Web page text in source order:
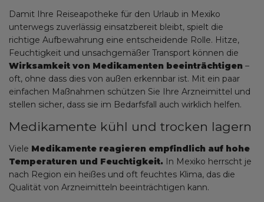
Damit Ihre Reiseapotheke für den Urlaub in Mexiko
unterwegs zuverlässig einsatzbereit bleibt, spielt die
richtige Aufbewahrung eine entscheidende Rolle. Hitze,
Feuchtigkeit und unsachgemäßer Transport können die
Wirksamkeit von Medikamenten beeinträchtigen –
oft, ohne dass dies von außen erkennbar ist. Mit ein paar
einfachen Maßnahmen schützen Sie Ihre Arzneimittel und
stellen sicher, dass sie im Bedarfsfall auch wirklich helfen.
Medikamente kühl und trocken lagern
Viele Medikamente reagieren empfindlich auf hohe
Temperaturen und Feuchtigkeit. In Mexiko herrscht je
nach Region ein heißes und oft feuchtes Klima, das die
Qualität von Arzneimitteln beeinträchtigen kann.